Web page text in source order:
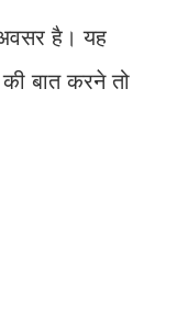
है। यह
बात करने तो